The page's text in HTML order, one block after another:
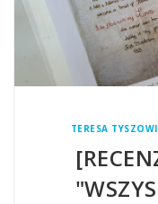
TERESA